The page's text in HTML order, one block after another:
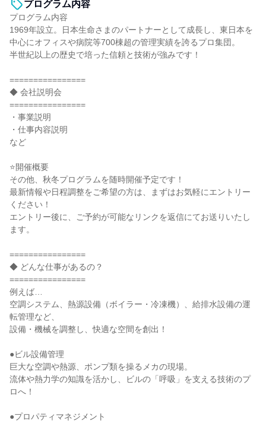
プログラム内容
プログラム内容
1969年設立。日本生命さまのパートナーとして成長し、東日本を
中心にオフィスや病院等700棟超の管理実績を誇るプロ集団。
半世紀以上の歴史で培った信頼と技術が強みです！
================
◆ 会社説明会
================
・事業説明
・仕事内容説明
など
⭐開催概要
その他、秋冬プログラムを随時開催予定です！
最新情報や日程調整をご希望の方は、まずはお気軽にエントリー
ください！
エントリー後に、ご予約が可能なリンクを返信にてお送りいたし
ます。
================
◆ どんな仕事があるの？
================
例えば…
空調システム、熱源設備（ボイラー・冷凍機）、給排水設備の運
転管理など、
設備・機械を調整し、快適な空間を創出！
●ビル設備管理
巨大な空調や熱源、ポンプ類を操るメカの現場。
流体や熱力学の知識を活かし、ビルの「呼吸」を支える技術のプ
ロへ！
●プロパティマネジメント